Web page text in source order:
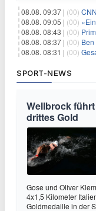
08.08. 09:37 | (00)
08.08. 09:05 | (00)
08.08. 08:43 | (00)
08.08. 08:37 | (00) Ben
08.08. 08:31 | (00)
SPORT-NEWS
Wellbrock
drittes Gold
Gose und Oliver
4x1,5 Kilometer
Goldmedaille in der